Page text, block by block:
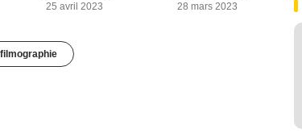
25 avril 2023 28 mars 2023